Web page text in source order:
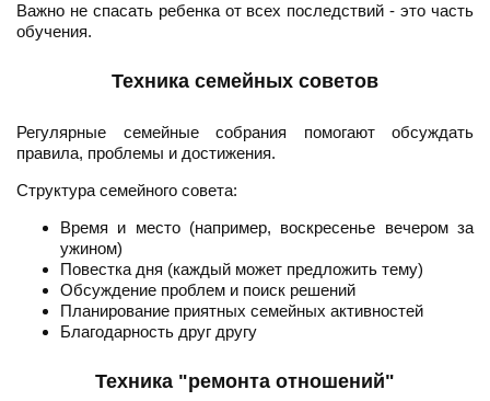
Важно не спасать ребенка от всех последствий - это часть
обучения.
Техника семейных советов
Регулярные семейные собрания помогают обсуждать
правила, проблемы и достижения.
Структура семейного совета:
Время и место (например, воскресенье вечером за
ужином)
Повестка дня (каждый может предложить тему)
Обсуждение проблем и поиск решений
Планирование приятных семейных активностей
Благодарность друг другу
Техника "ремонта отношений"